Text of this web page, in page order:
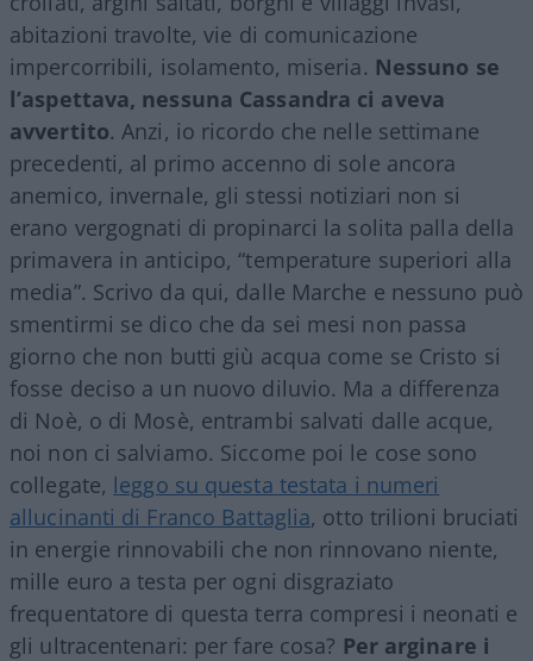
abitazioni travolte, vie di comunicazione
impercorribili, isolamento, miseria. Nessuno se
l’aspettava, nessuna Cassandra ci aveva
avvertito. Anzi, io ricordo che nelle settimane
precedenti, al primo accenno di sole ancora
anemico, invernale, gli stessi notiziari non si
erano vergognati di propinarci la solita palla della
primavera in anticipo, “temperature superiori alla
media”. Scrivo da qui, dalle Marche e nessuno può
smentirmi se dico che da sei mesi non passa
giorno che non butti giù acqua come se Cristo si
fosse deciso a un nuovo diluvio. Ma a differenza
di Noè, o di Mosè, entrambi salvati dalle acque,
noi non ci salviamo. Siccome poi le cose sono
collegate, leggo su questa testata i numeri
allucinanti di Franco Battaglia, otto trilioni bruciati
in energie rinnovabili che non rinnovano niente,
mille euro a testa per ogni disgraziato
frequentatore di questa terra compresi i neonati e
gli ultracentenari: per fare cosa? Per arginare i